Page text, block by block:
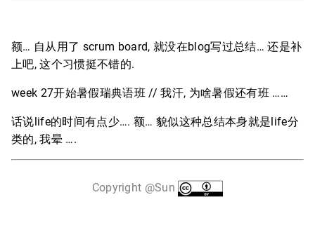
额… 自从用了 scrum board, 就没在blog写过总结… 还是补
上吧, 这个习惯挺不错的.
week 27开始暑假瑞典语班 // 我汗, 为啥暑假还有班 ……
话说life的时间有点少…. 额… 貌似这种总结本身就是life分
类的, 我晕 ….
Copyright @Sun